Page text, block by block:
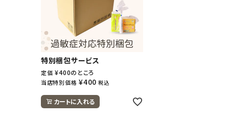
特別梱包サービス
定価 ¥400のところ
当店特別価格 ¥400 税込
カートに入れる